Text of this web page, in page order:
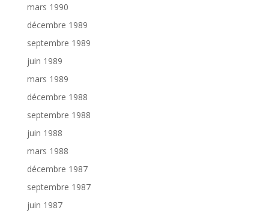
mars 1990
décembre 1989
septembre 1989
juin 1989
mars 1989
décembre 1988
septembre 1988
juin 1988
mars 1988
décembre 1987
septembre 1987
juin 1987